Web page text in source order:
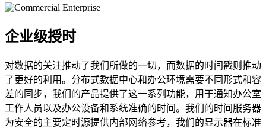
企业级授时
对数据的关注推动了我们所做的一切，而数据的时间戳则推动
了更好的利用。分布式数据中心和办公环境需要不同形式和容
差的同步，我们的产品提供了这一系列功能，用于通知办公室
工作人员以及办公设备和系统准确的时间。我们的时间服务器
为安全的主要定时源提供内部网络参考，我们的显示器在标准